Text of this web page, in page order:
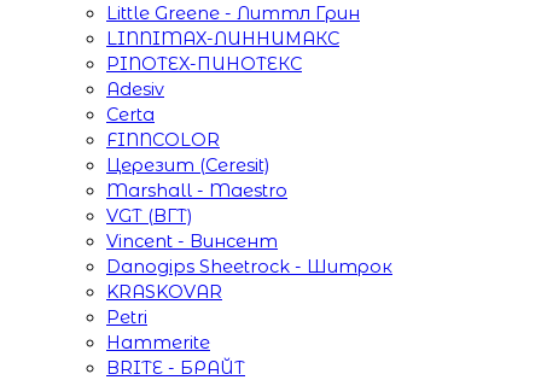
Little Greene - Литтл Грин
LINNIMAX-ЛИННИМАКС
PINOTEX-ПИНОТЕКС
Adesiv
Certa
FINNCOLOR
Церезит (Ceresit)
Marshall - Maestro
VGT (ВГТ)
Vincent - Винсент
Danogips Sheetrock - Шитрок
KRASKOVAR
Petri
Hammerite
BRITE - БРАЙТ